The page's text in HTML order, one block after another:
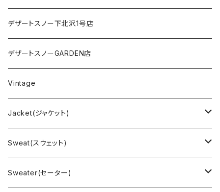
デザートスノー下北沢1号店
デザートスノーGARDEN店
Vintage
Jacket(ジャケット)
US Military(ユーエスミリタリー)
EURO Military(ユーロミリタリー）
Sweat(スウェット)
Champion(チャンピオン)
Sweater(セーター)